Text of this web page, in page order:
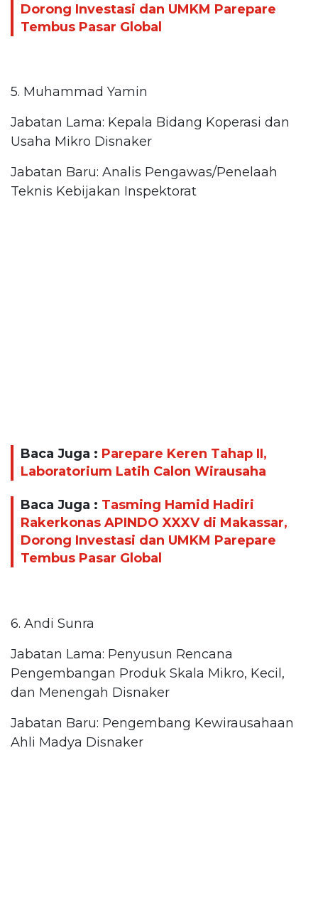
Dorong Investasi dan UMKM Parepare
Tembus Pasar Global
5. Muhammad Yamin
Jabatan Lama: Kepala Bidang Koperasi dan
Usaha Mikro Disnaker
Jabatan Baru: Analis Pengawas/Penelaah
Teknis Kebijakan Inspektorat
Baca Juga : Parepare Keren Tahap II,
Laboratorium Latih Calon Wirausaha
Baca Juga : Tasming Hamid Hadiri
Rakerkonas APINDO XXXV di Makassar,
Dorong Investasi dan UMKM Parepare
Tembus Pasar Global
6. Andi Sunra
Jabatan Lama: Penyusun Rencana
Pengembangan Produk Skala Mikro, Kecil,
dan Menengah Disnaker
Jabatan Baru: Pengembang Kewirausahaan
Ahli Madya Disnaker